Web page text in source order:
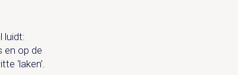
luidt:
en op de
‘laken’.